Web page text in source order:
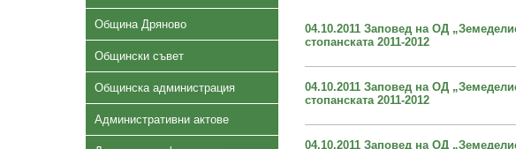
Община Дряново
Общински съвет
Общинска администрация
Административни актове
04.10.2011 Заповед на ОД
стопанската 2011-2012
04.10.2011 Заповед на ОД
стопанската 2011-2012
04.10.2011 Заповед на ОД